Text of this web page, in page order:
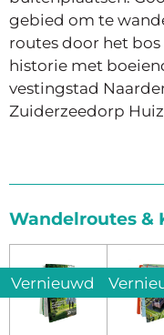
gebied om te
routes door het bos
historie met
vestingstad
Zuiderzeedorp
Wandelroutes &
Vernieuwd